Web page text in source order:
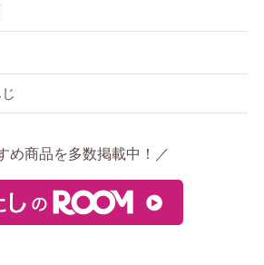
め商品を多数掲載中！／